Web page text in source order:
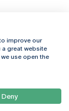
improve our
great website
use open the
Deny